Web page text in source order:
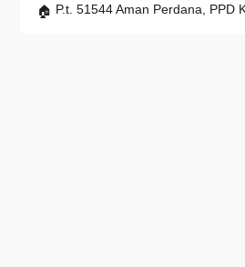
P.t. 51544 Aman Perdana, PPD